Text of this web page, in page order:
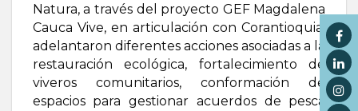
Natura, a través del proyecto GEF Magdalena
Cauca Vive, en articulación con Corantioquia,
adelantaron diferentes acciones asociadas a la
restauración ecológica, fortalecimiento de
viveros comunitarios, conformación de
espacios para gestionar acuerdos de pesca